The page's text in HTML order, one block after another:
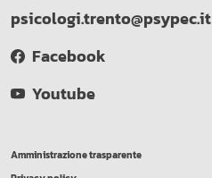
psicologi.trento@psypec.it
Facebook
Youtube
Amministrazione trasparente